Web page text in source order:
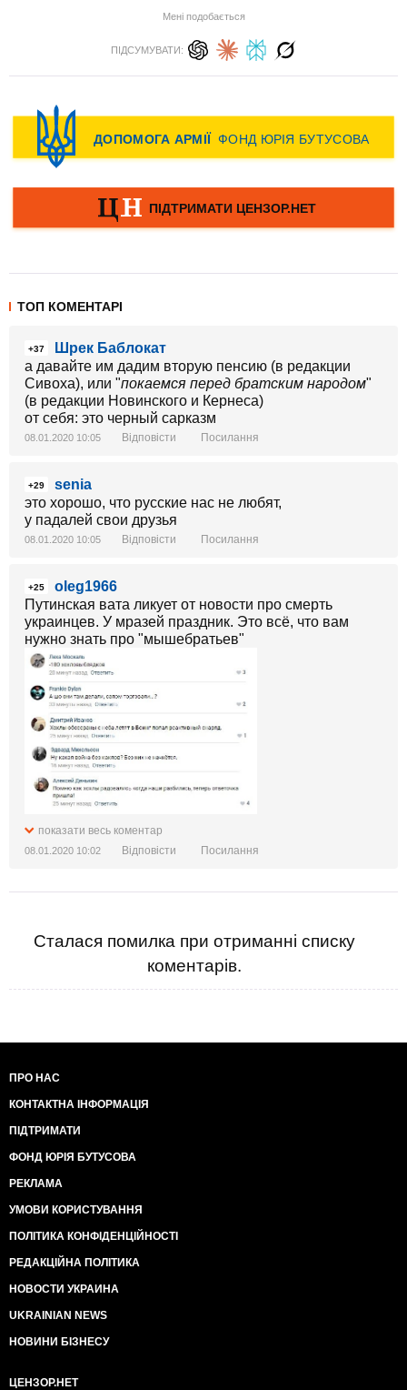
Мені подобається
ПІДСУМУВАТИ:
ТОП КОМЕНТАРІ
+37
Шрек Баблокат
а давайте им дадим вторую пенсию (в редакции
Сивоха), или "покаемся перед братским народом"
(в редакции Новинского и Кернеса)
от себя: это черный сарказм
08.01.2020 10:05 Відповісти Посилання
+29
senia
это хорошо, что русские нас не любят,
у падалей свои друзья
08.01.2020 10:05 Відповісти Посилання
+25
oleg1966
Путинская вата ликует от новости про смерть
украинцев. У мразей праздник. Это всё, что вам
нужно знать про "мышебратьев"
показати весь коментар
08.01.2020 10:02 Відповісти Посилання
Сталася помилка при отриманні списку
коментарів.
ПРО НАС
КОНТАКТНА ІНФОРМАЦІЯ
ПІДТРИМАТИ
ФОНД ЮРІЯ БУТУСОВА
РЕКЛАМА
УМОВИ КОРИСТУВАННЯ
ПОЛІТИКА КОНФІДЕНЦІЙНОСТІ
РЕДАКЦІЙНА ПОЛІТИКА
НОВОСТИ УКРАИНА
UKRAINIAN NEWS
НОВИНИ БІЗНЕСУ
ЦЕНЗОР.НЕТ